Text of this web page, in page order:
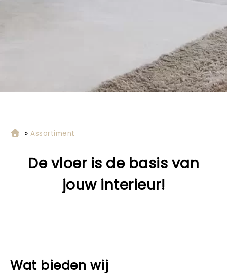
»Assortiment
De vloer is de basis van
jouw interieur!
Wat bieden wij